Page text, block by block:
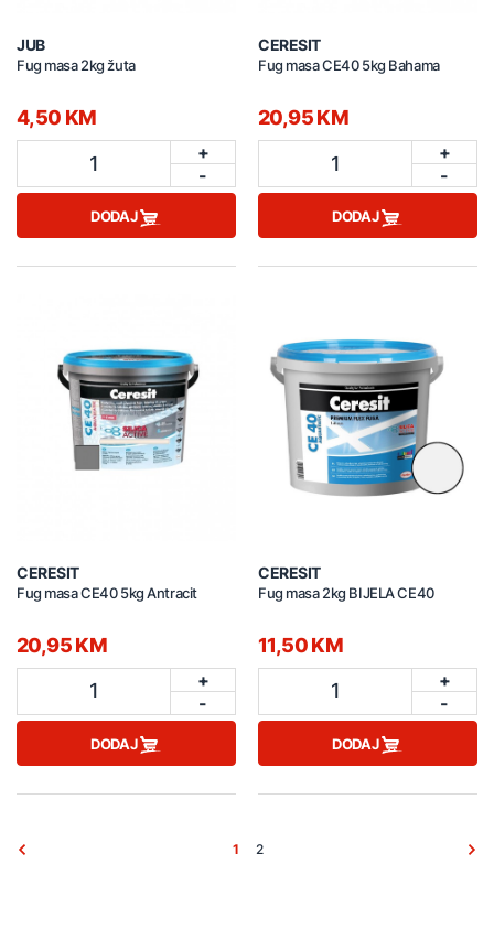
JUB
Fug masa 2kg žuta
4,50 KM
1
+
-
DODAJ
CERESIT
Fug masa CE40 5kg Bahama
20,95 KM
1
+
-
DODAJ
CERESIT
Fug masa CE40 5kg Antracit
20,95 KM
1
+
-
DODAJ
CERESIT
Fug masa 2kg BIJELA CE40
11,50 KM
1
+
-
DODAJ
1 2